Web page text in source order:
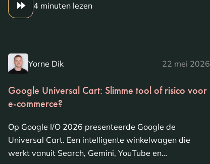
4 minuten lezen
Yorne Dik 22 mei 2026
Google Universal Cart: Slimme tool of risico voor
e-commerce?
Op Google I/O 2026 presenteerde Google de
Universal Cart. Een intelligente winkelwagen die
werkt vanuit Search, Gemini, YouTube en…